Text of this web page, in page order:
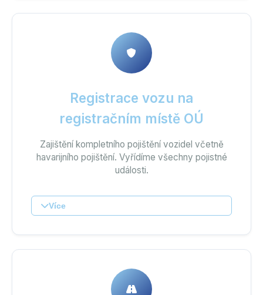
Registrace vozu na
registračním místě OÚ
Zajištění kompletního pojištění vozidel včetně
havarijního pojištění. Vyřídíme všechny pojistné
události.
Více